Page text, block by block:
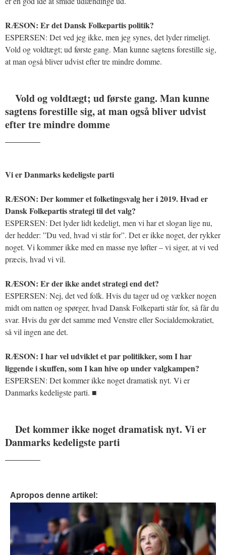
RÆSON: Er det Dansk Folkepartis politik?
ESPERSEN: Det ved jeg ikke, men jeg synes, det lyder rimeligt.
Vold og voldtægt; ud første gang. Man kunne sagtens forestille sig,
at man også bliver udvist efter tre mindre domme.
Vold og voldtægt; ud første gang. Man kunne
sagtens forestille sig, at man også bliver udvist
efter tre mindre domme
Vi er Danmarks kedeligste parti
RÆSON: Der kommer et folketingsvalg her i 2019. Hvad er
Dansk Folkepartis strategi til det valg?
ESPERSEN: Det lyder lidt kedeligt, men vi har et slogan lige nu,
der hedder: ”Du ved, hvad vi står for”. Det er ikke noget, der rykker
noget. Vi kommer ikke med en masse nye løfter – vi siger, at vi ved
præcis, hvad vi vil.
RÆSON: Er der ikke andet strategi end det?
ESPERSEN: Nej, det ved folk. Hvis du tager ud og vækker nogen
midt om natten og spørger, hvad Dansk Folkeparti står for, så får du
svar. Hvis du gør det samme med Venstre eller Socialdemokratiet,
så vil ingen ane det.
RÆSON: I har vel udviklet et par politikker, som I har
liggende i skuffen, som I kan hive op under valgkampen?
ESPERSEN: Det kommer ikke noget dramatisk nyt. Vi er
Danmarks kedeligste parti. ■
Det kommer ikke noget dramatisk nyt. Vi er
Danmarks kedeligste parti
Apropos denne artikel: